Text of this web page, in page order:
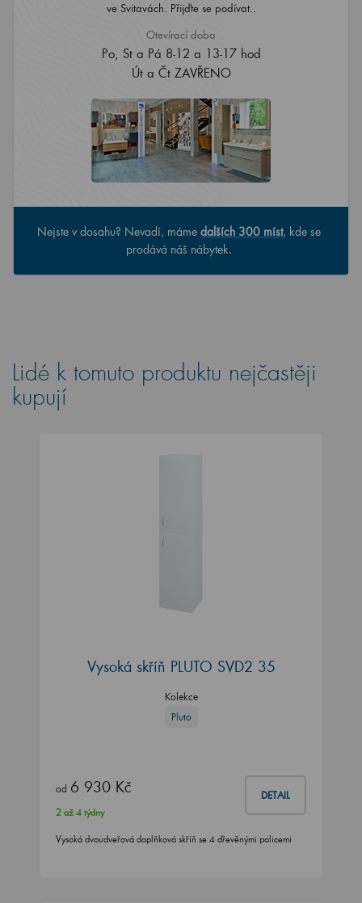
ve Svitavách. Přijďte se podívat..
Otevírací doba
Po, St a Pá 8-12 a 13-17 hod
Út a Čt ZAVŘENO
Nejste v dosahu? Nevadí, máme dalších 300 míst, kde se
prodává náš nábytek.
Lidé k tomuto produktu nejčastěji
kupují
Vysoká skříň PLUTO SVD2 35
Kolekce
Pluto
od 6 930 Kč DETAIL
2 až 4 týdny
Vysoká dvoudveřová doplňková skříň se 4 dřevěnými policemi